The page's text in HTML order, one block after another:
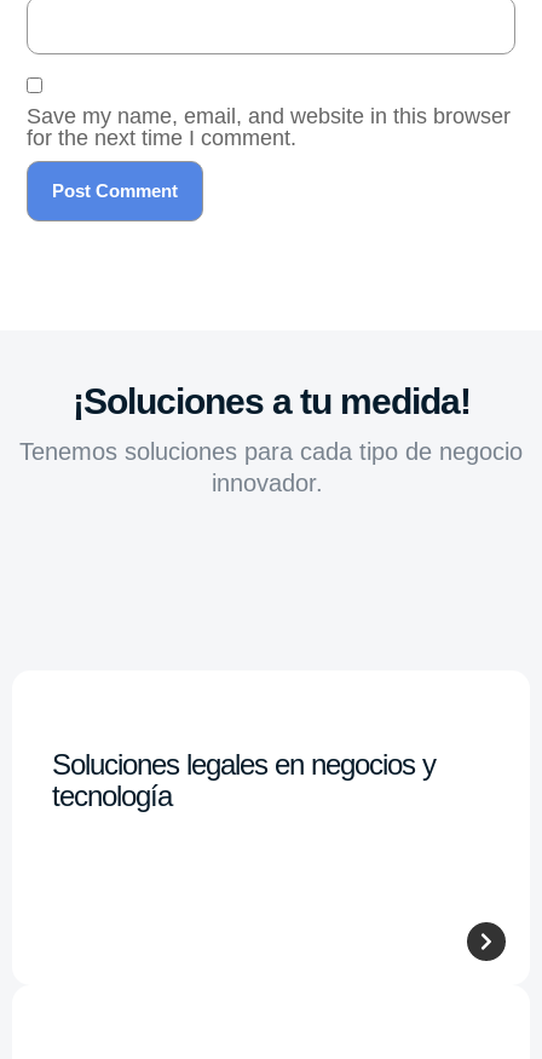
Save my name, email, and website in this browser
for the next time I comment.
¡Soluciones a tu medida!
Tenemos soluciones para cada tipo de negocio
innovador.
Soluciones legales en negocios y
tecnología